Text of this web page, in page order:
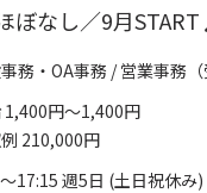
ぼなし／9月
務・OA事務 / 営業事務
1,400円～1,400円
210,000円
17:15 週5日 (土日祝休み)